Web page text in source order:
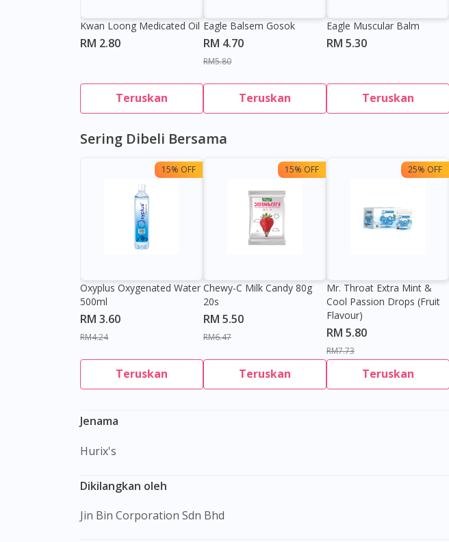
Kwan Loong Medicated Oil
RM 2.80
Teruskan
Eagle Balsem Gosok
RM 4.70
RM5.80
Teruskan
Eagle Muscular Balm
RM 5.30
Teruskan
Sering Dibeli Bersama
15% OFF
Oxyplus Oxygenated Water
500ml
RM 3.60
RM4.24
Teruskan
15% OFF
Chewy-C Milk Candy 80g
20s
RM 5.50
RM6.47
Teruskan
25% OFF
Mr. Throat Extra Mint &
Cool Passion Drops (Fruit
Flavour)
RM 5.80
RM7.73
Teruskan
Jenama
Hurix's
Dikilangkan oleh
Jin Bin Corporation Sdn Bhd